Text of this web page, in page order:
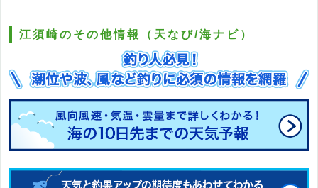
江須崎のその他情報（天なび/海ナビ）